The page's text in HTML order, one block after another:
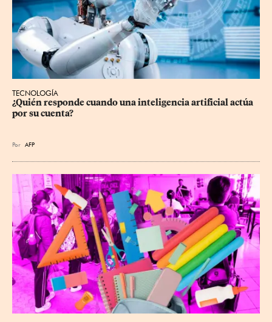
TECNOLOGÍA
¿Quién responde cuando una inteligencia artificial actúa
por su cuenta?
Por AFP